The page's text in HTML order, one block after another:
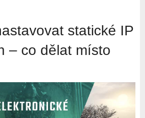
statické IP
– co dělat místo